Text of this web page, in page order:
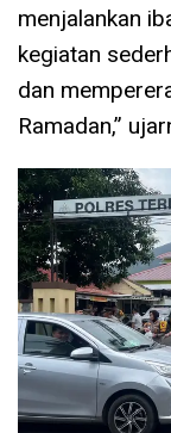
menjalankan
kegiatan
dan
Ramadan,”